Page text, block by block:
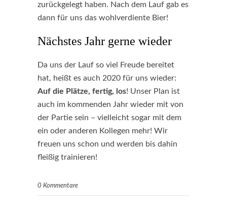
zurückgelegt haben. Nach dem Lauf gab es
dann für uns das wohlverdiente Bier!
Nächstes Jahr gerne wieder
Da uns der Lauf so viel Freude bereitet
hat, heißt es auch 2020 für uns wieder:
Auf die Plätze, fertig, los! Unser Plan ist
auch im kommenden Jahr wieder mit von
der Partie sein – vielleicht sogar mit dem
ein oder anderen Kollegen mehr! Wir
freuen uns schon und werden bis dahin
fleißig trainieren!
0 Kommentare